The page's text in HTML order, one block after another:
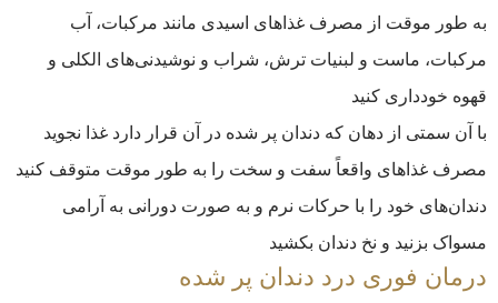
به طور موقت از مصرف غذاهای اسیدی مانند مرکبات، آب
مرکبات، ماست و لبنیات ترش، شراب و نوشیدنی‌های الکلی و
قهوه خودداری کنید
با آن سمتی از دهان که دندان پر شده در آن قرار دارد غذا نجوید
مصرف غذاهای واقعاً سفت و سخت را به طور موقت متوقف کنید
دندان‌های خود را با حرکات نرم و به صورت دورانی به آرامی
مسواک بزنید و نخ دندان بکشید
درمان فوری درد دندان پر شده